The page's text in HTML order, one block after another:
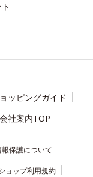
ッピングガイド
会社案内TOP
保護について
ョップ利用規約